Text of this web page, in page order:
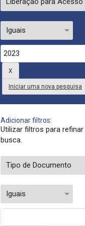
Iniciar uma nova pesquisa
Adicionar filtros:
Utilizar filtros para
busca.